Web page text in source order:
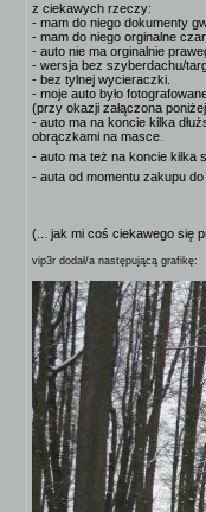
z ciekawych rzeczy:
- mam do niego dokumenty
- mam do niego orginalne
- auto nie ma orginalnie
- wersja bez szyberdachu/
- bez tylnej wycieraczki.
- moje auto było
(przy okazji załączona
- auto ma na koncie kilka
obrączkami na masce.
- auto ma też na koncie kilka
- auta od momentu zakupu
(... jak mi coś ciekawego się
vip3r dodał/a następującą grafikę: